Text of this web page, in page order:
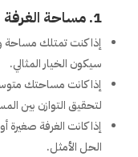
1. مساحة الغرفة
سيكون الخيار المثالي.
لتحقيق التوازن بين
إذا كانت الغرفة
الحل الأمثل.